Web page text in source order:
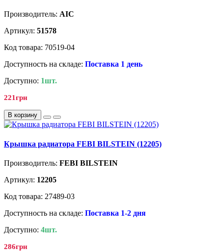
Производитель: AIC
Артикул: 51578
Код товара: 70519-04
Доступность на складе: Поставка 1 день
Доступно: 1шт.
221грн
В корзину
Крышка радиатора FEBI BILSTEIN (12205)
Производитель: FEBI BILSTEIN
Артикул: 12205
Код товара: 27489-03
Доступность на складе: Поставка 1-2 дня
Доступно: 4шт.
286грн